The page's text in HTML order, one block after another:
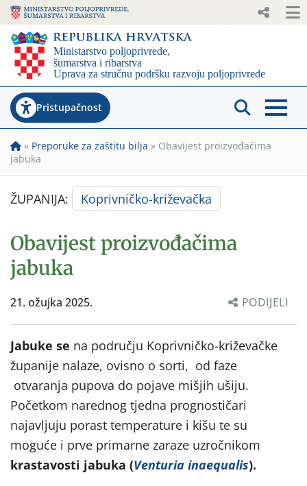
Pristupačnost
» Preporuke za zaštitu bilja » Obavijest proizvođačima
jabuka
ŽUPANIJA: Koprivničko-križevačka
Obavijest proizvođačima
jabuka
21. ožujka 2025. PODIJELI
Jabuke se na području Koprivničko-križevačke
županije nalaze, ovisno o sorti, od faze
otvaranja pupova do pojave mišjih ušiju.
Početkom narednog tjedna prognostičari
najavljuju porast temperature i kišu te su
moguće i prve primarne zaraze uzročnikom
krastavosti jabuka (Venturia inaequalis).